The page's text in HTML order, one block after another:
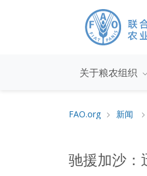
关于粮农组织
FAO.org 新闻
驰援加沙：